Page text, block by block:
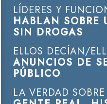
LÍDERES Y
HABLAN SOBRE
SIN DROGAS
ELLOS DECÍAN/
ANUNCIOS DE
PÚBLICO
LA VERDAD